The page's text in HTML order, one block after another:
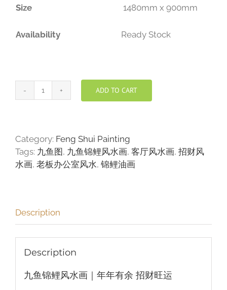
Size
1480mm x 900mm
Availability Ready Stock
九
风
水
画
ADD TO CART
Category: Feng Shui Painting
Tags: 九鱼图 , 九鱼锦鲤风水画, 客厅风水画, 招财风
水画, 老板办公室风水, 锦鲤油画
Description
Description
九鱼锦鲤风水画｜年年有余 招财旺运